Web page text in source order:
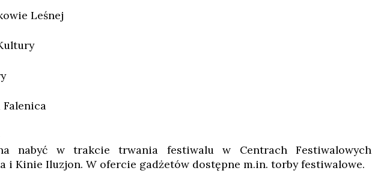
Leśnej
nabyć w trakcie trwania festiwalu w Centrach Festiwalowych
i Kinie Iluzjon. W ofercie gadżetów dostępne m.in. torby festiwalowe.